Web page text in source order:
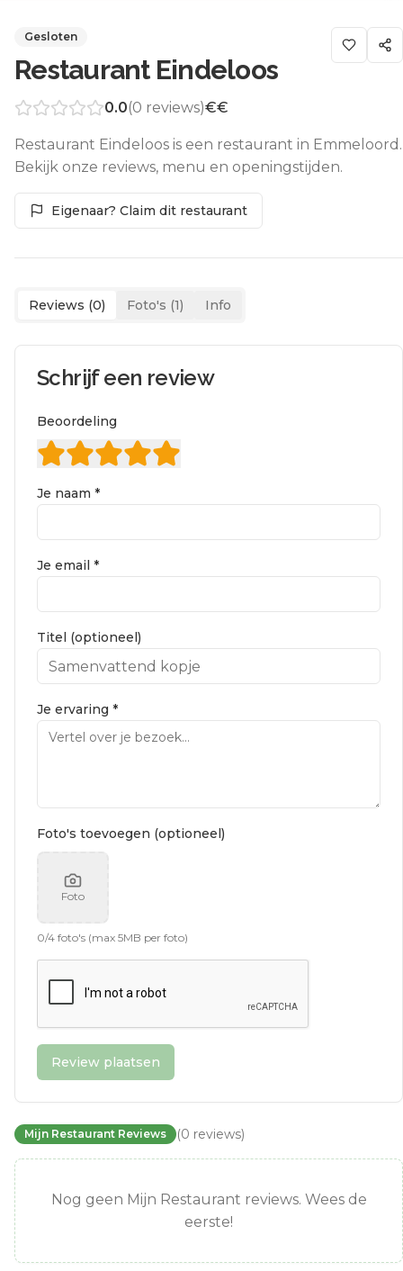
Gesloten
Restaurant Eindeloos
0.0(0 reviews)€€
Restaurant Eindeloos is een restaurant in Emmeloord.
Bekijk onze reviews, menu en openingstijden.
Eigenaar? Claim dit restaurant
Reviews (0) Foto's (1) Info
Schrijf een review
Beoordeling
Je naam *
Je email *
Titel (optioneel)
Je ervaring *
Foto's toevoegen (optioneel)
Foto
0/4 foto's (max 5MB per foto)
Review plaatsen
Mijn Restaurant Reviews (0 reviews)
Nog geen Mijn Restaurant reviews. Wees de
eerste!